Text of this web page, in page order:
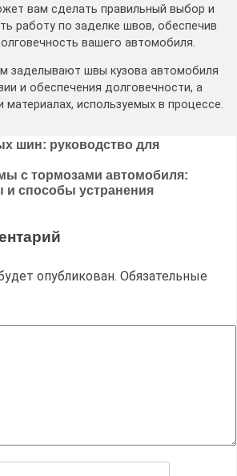
вам сделать правильный выбор и
работу по заделке швов, обеспечив
вашего автомобиля․
заделывают швы кузова автомобиля
и обеспечения долговечности, а
материалах, используемых в процессе․
шин: руководство для
с тормозами автомобиля:
и способы устранения
опубликован. Обязательные